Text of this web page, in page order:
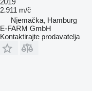
2.911 m/č
Njemačka, Hamburg
E-FARM GmbH
Kontaktirajte prodavatelja